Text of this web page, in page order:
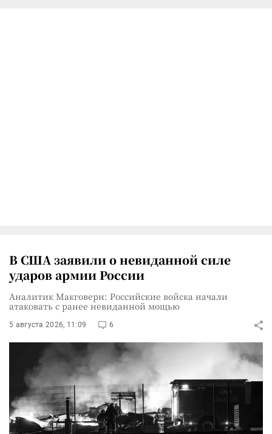
В США заявили о невиданной силе
ударов армии России
Аналитик Макговерн: Российские войска начали
атаковать с ранее невиданной мощью
5 августа 2026, 11:09 6